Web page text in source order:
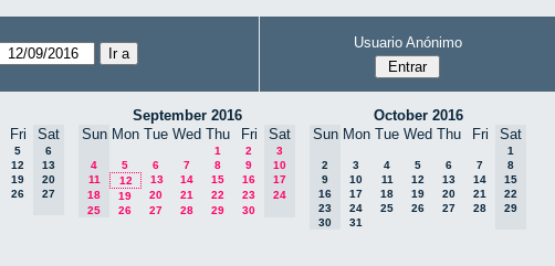
Usuario Anónimo
Fri Sat
5
6
12
13
19
20
26
27
September 2016
Sun Mon Tue Wed Thu Fri Sat
1 2
3
4
5 6 7 8 9
10
11
12 13 14 15 16
17
18
19 20 21 22 23
24
25
26 27 28 29 30
October 2016
Sun Mon Tue Wed Thu Fri Sat
1
2
3 4 5 6 7
8
9
10 11 12 13 14
15
16
17 18 19 20 21
22
23
24 25 26 27 28
29
30
31